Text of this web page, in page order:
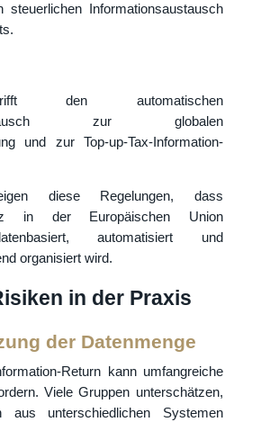
steuerlichen Informationsaustausch
den automatischen
zur globalen
und zur Top-up-Tax-Information-
diese Regelungen, dass
in der Europäischen Union
automatisiert und
organisiert wird.
in der Praxis
der Datenmenge
Return kann umfangreiche
Viele Gruppen unterschätzen,
unterschiedlichen Systemen